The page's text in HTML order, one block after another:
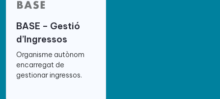
BASE – Gestió
d’Ingressos
Organisme autònom
encarregat de
gestionar ingressos.